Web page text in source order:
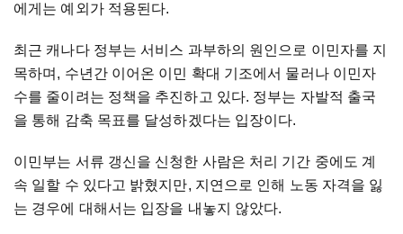
에게는 예외가 적용된다.
최근 캐나다 정부는 서비스 과부하의 원인으로 이민자를 지
목하며, 수년간 이어온 이민 확대 기조에서 물러나 이민자
수를 줄이려는 정책을 추진하고 있다. 정부는 자발적 출국
을 통해 감축 목표를 달성하겠다는 입장이다.
이민부는 서류 갱신을 신청한 사람은 처리 기간 중에도 계
속 일할 수 있다고 밝혔지만, 지연으로 인해 노동 자격을 잃
는 경우에 대해서는 입장을 내놓지 않았다.